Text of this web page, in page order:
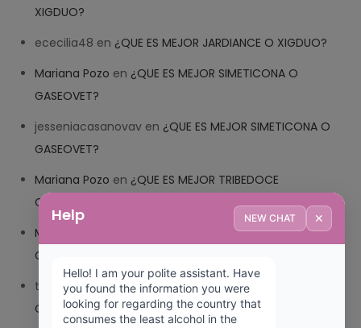
XIGDUO?
ececilia48 en ¿QUE ES MEJOR JARDIANCE O XIGDUO?
Mariana Pozo en ¿QUE ES MEJOR SIMETICONA O
GASEOVET?
jesseniacasanovav en ¿QUE ES MEJOR SIMETICONA O
GASEOVET?
Mariana Pozo en ¿QUE ES MEJOR TRIBEDOCE
COMPUESTO O TRIBEDOCE DX?
Mariana Pozo
¿QUE ES MEJOR TRIBEDOCE
COMPUESTO O TRIBEDOCE DX?
trolls_pipisen¿QUE ES MEJOR TRIBEDOCE COMPUESTO
O TRIBEDOCE DX?
Help NEW CHAT ✕
Hello! I am your polite assistant. Have
you found the information you were
looking for regarding the country that
consumes the least alcohol in the